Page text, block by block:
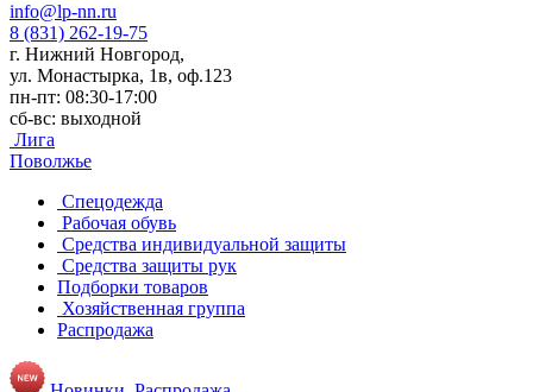
info@lp-nn.ru
8 (831) 262-19-75
г. Нижний Новгород,
ул. Монастырка, 1в, оф.123
пн-пт: 08:30-17:00
сб-вс: выходной
Лига
Поволжье
Спецодежда
Рабочая обувь
Средства индивидуальной защиты
Средства защиты рук
Подборки товаров
Хозяйственная группа
Распродажа